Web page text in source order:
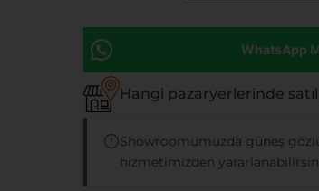
WhatsApp
Hangi pazaryerlerinde
Showroomumuzda güneş
hizmetimizden